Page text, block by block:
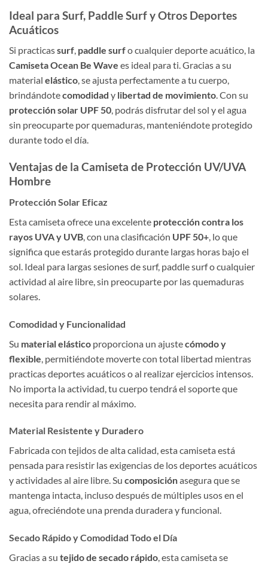
Ideal para Surf, Paddle Surf y Otros Deportes
Acuáticos
Si practicassurf, paddle surfo cualquier deporte acuático, la
Camiseta Ocean Be Wave es ideal para ti. Gracias a su
material elástico, se ajusta perfectamente a tu cuerpo,
brindándotecomodidad y libertad de movimiento. Con su
protección solar UPF 50, podrás disfrutar del sol y el agua
sin preocuparte por quemaduras, manteniéndote protegido
durante todo el día.
Ventajas de la Camiseta de Protección UV/UVA
Hombre
Protección Solar Eficaz
Esta camiseta ofrece una excelente protección contra los
rayos UVA y UVB , con una clasificación UPF 50+ , lo que
significa que estarás protegido durante largas horas bajo el
sol. Ideal para largas sesiones de surf, paddle surf o cualquier
actividad al aire libre, sin preocuparte por las quemaduras
solares.
Comodidad y Funcionalidad
Su material elástico proporciona un ajustecómodo y
flexible , permitiéndote moverte con total libertad mientras
practicas deportes acuáticos o al realizar ejercicios intensos.
No importa la actividad, tu cuerpo tendrá el soporte que
necesita para rendir al máximo.
Material Resistente y Duradero
Fabricada con tejidos de alta calidad, esta camiseta está
pensada para resistir las exigencias de los deportes acuáticos
y actividades al aire libre. Su composiciónasegura que se
mantenga intacta, incluso después de múltiples usos en el
agua, ofreciéndote una prenda duradera y funcional.
Secado Rápido y Comodidad Todo el Día
Gracias a su tejido de secado rápido, esta camiseta se